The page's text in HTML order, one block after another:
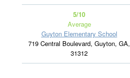
5/10
Average
Guyton Elementary School
719 Central Boulevard, Guyton, GA,
31312